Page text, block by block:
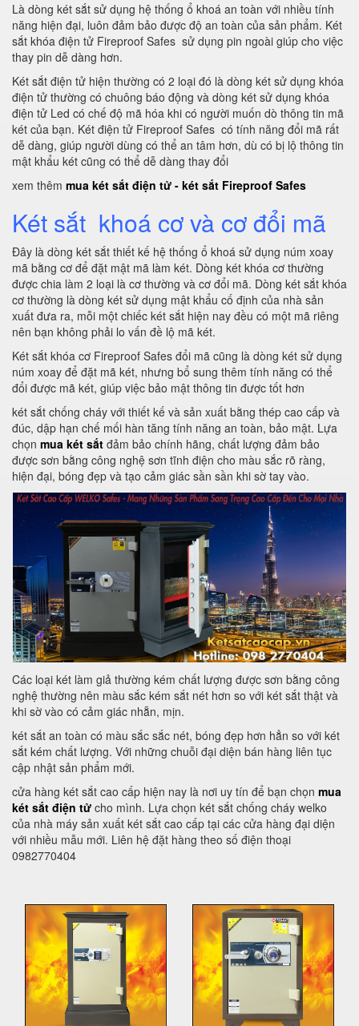
Là dòng két sắt sử dụng hệ thống ổ khoá an toàn với nhiều tính
năng hiện đại, luôn đảm bảo được độ an toàn của sản phẩm. Két
sắt khóa điện tử Fireproof Safes sử dụng pin ngoài giúp cho việc
thay pin dễ dàng hơn.
Két sắt điện tử hiện thường có 2 loại đó là dòng két sử dụng khóa
điện tử thường có chuông báo động và dòng két sử dụng khóa
điện tử Led có chế độ mã hóa khi có người muốn dò thông tin mã
két của bạn. Két điện tử Fireproof Safes có tính năng đổi mã rất
dễ dàng, giúp người dùng có thể an tâm hơn, dù có bị lộ thông tin
mật khẩu két cũng có thể dễ dàng thay đổi
xem thêm mua két sắt điện tử - két sắt Fireproof Safes
Két sắt khoá cơ và cơ đổi mã
Đây là dòng két sắt thiết kế hệ thống ổ khoá sử dụng núm xoay
mã bằng cơ để đặt mật mã làm két. Dòng két khóa cơ thường
được chia làm 2 loại là cơ thường và cơ đổi mã. Dòng két sắt khóa
cơ thường là dòng két sử dụng mật khẩu cố định của nhà sản
xuất đưa ra, mỗi một chiếc két sắt hiện nay đều có một mã riêng
nên bạn không phải lo vấn đề lộ mã két.
Két sắt khóa cơ Fireproof Safes đổi mã cũng là dòng két sử dụng
núm xoay để đặt mã két, nhưng bổ sung thêm tính năng có thể
đổi được mã két, giúp việc bảo mật thông tin được tốt hơn
két sắt chống cháy với thiết kế và sản xuất bằng thép cao cấp và
đúc, dập hạn chế mối hàn tăng tính năng an toàn, bảo mật. Lựa
chọn mua két sắt đảm bảo chính hãng, chất lượng đảm bảo
được sơn bằng công nghệ sơn tĩnh điện cho màu sắc rõ ràng,
hiện đại, bóng đẹp và tạo cảm giác sần sần khi sờ tay vào.
Các loại két làm giả thường kém chất lượng được sơn bằng công
nghệ thường nên màu sắc kém sắt nét hơn so với két sắt thật và
khi sờ vào có cảm giác nhẵn, mịn.
két sắt an toàn có màu sắc sắc nét, bóng đẹp hơn hẳn so với két
sắt kém chất lượng. Với những chuỗi đại diện bán hàng liên tục
cập nhật sản phẩm mới.
cửa hàng két sắt cao cấp hiện nay là nơi uy tín để bạn chọn mua
két sắt điện tử cho mình. Lựa chọn két sắt chống cháy welko
của nhà máy sản xuất két sắt cao cấp tại các cửa hàng đại diện
với nhiều mẫu mới. Liên hệ đặt hàng theo số điện thoại
0982770404